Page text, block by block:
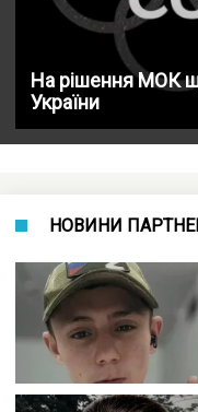
На рішення МОК
України
НОВИНИ